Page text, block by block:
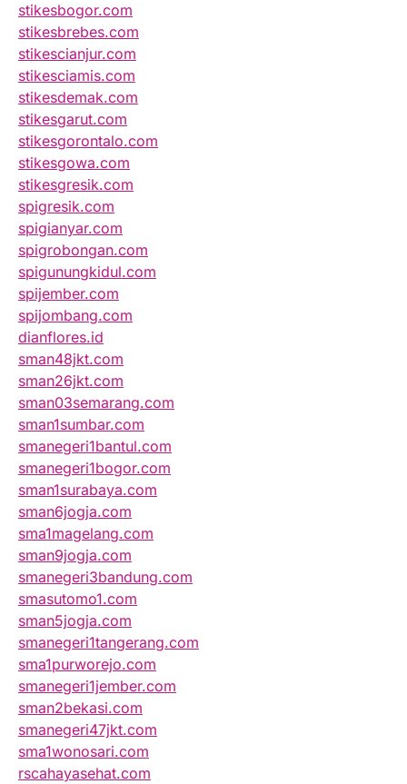
stikesbogor.com
stikesbrebes.com
stikescianjur.com
stikesciamis.com
stikesdemak.com
stikesgarut.com
stikesgorontalo.com
stikesgowa.com
stikesgresik.com
spigresik.com
spigianyar.com
spigrobongan.com
spigunungkidul.com
spijember.com
spijombang.com
dianflores.id
sman48jkt.com
sman26jkt.com
sman03semarang.com
sman1sumbar.com
smanegeri1bantul.com
smanegeri1bogor.com
sman1surabaya.com
sman6jogja.com
sma1magelang.com
sman9jogja.com
smanegeri3bandung.com
smasutomo1.com
sman5jogja.com
smanegeri1tangerang.com
sma1purworejo.com
smanegeri1jember.com
sman2bekasi.com
smanegeri47jkt.com
sma1wonosari.com
rscahayasehat.com